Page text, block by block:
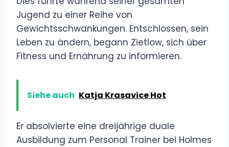
Jugend zu einer Reihe von
Gewichtsschwankungen. Entschlossen, sein
Leben zu ändern, begann Zietlow, sich über
Fitness und Ernährung zu informieren.
Siehe auch Katja Krasavice Hot
Er absolvierte eine dreijährige duale
Ausbildung zum Personal Trainer bei Holmes